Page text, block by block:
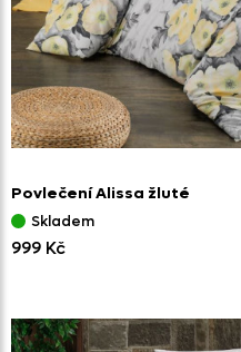
Povlečení Alissa žluté
Skladem
999 Kč